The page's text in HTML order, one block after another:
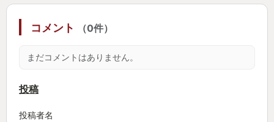
ね。）
その上、さらにゲームが進んでいくとツルツル滑る
ぎる橋など、あなたにスキルアップを求めてくる難
しかしどれだけ歩きのスキルを上げたとしても、山
の頂上付近でうっかり足を滑らせて一気にスタート
コメント （0件）
まだコメントはありません。
投稿
投稿者名